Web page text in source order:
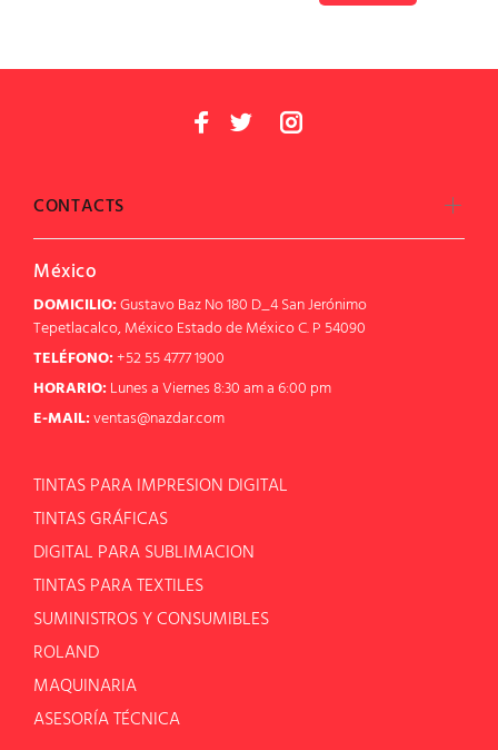
CONTACTS
México
DOMICILIO:Gustavo Baz No 180 D_4 San Jerónimo
Tepetlacalco, México Estado de México C. P 54090
TELÉFONO:+52 55 4777 1900
HORARIO: Lunes a Viernes 8:30 am a 6:00 pm
E-MAIL:ventas@nazdar.com
TINTAS PARA IMPRESION DIGITAL
TINTAS GRÁFICAS
DIGITAL PARA SUBLIMACION
TINTAS PARA TEXTILES
SUMINISTROS Y CONSUMIBLES
ROLAND
MAQUINARIA
ASESORÍA TÉCNICA